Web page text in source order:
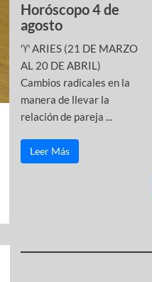
Horóscopo 4 de
agosto
♈ ARIES (21 DE MARZO
AL 20 DE ABRIL)
Cambios radicales en la
manera de llevar la
relación de pareja ...
Leer Más